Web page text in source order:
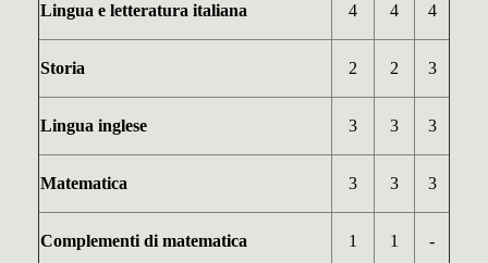
Lingua e letteratura italiana 4 4 4
Storia 2 2 3
Lingua inglese 3 3 3
Matematica 3 3 3
Complementi di matematica 1 1 -